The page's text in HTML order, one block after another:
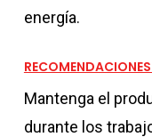
energía.
Mantenga el
durante los